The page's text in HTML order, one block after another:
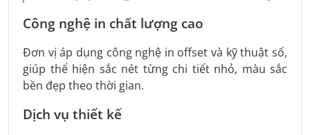
Công nghệ in chất lượng cao
Đơn vị áp dụng công nghệ in offset và kỹ thuật số,
giúp thể hiện sắc nét từng chi tiết nhỏ, màu sắc
bền đẹp theo thời gian.
Dịch vụ thiết kế